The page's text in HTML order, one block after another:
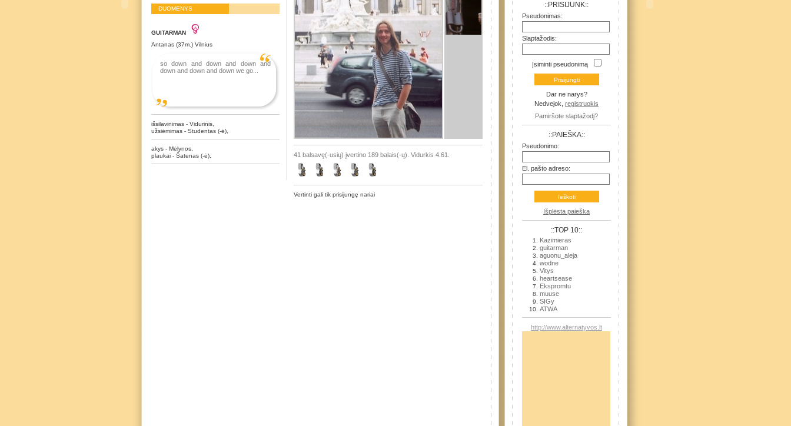
::PRISIJUNK::
Pseudonimas:
Slaptažodis:
Įsiminti pseudonimą
Dar ne narys?
Nedvejok, registruokis
Pamiršote slaptažodį?
::PAIEŠKA::
Pseudonimo:
El. pašto adreso:
Išplėsta paieška
::TOP 10::
Kazimieras
guitarman
aguonu_aleja
wodne
Vitys
heartsease
Ekspromtu
muuse
SIGy
ATWA
http://www.alternatyvos.lt
DUOMENYS
GUITARMAN
Antanas (37m.) Vilnius
so down and down and down and
down and down and down we go...
išsilavinimas - Vidurinis,
užsiėmimas - Studentas (-ė),
akys - Mėlynos,
plaukai - Šatenas (-ė),
41 balsavę(-usių) įvertino 189 balais(-ų). Vidurkis 4.61.
Vertinti gali tik prisijungę nariai